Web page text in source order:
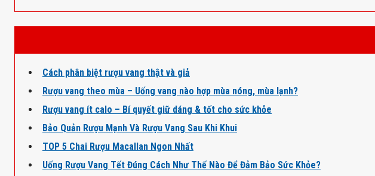
Cách phân biệt rượu vang thật và giả
Rượu vang theo mùa – Uống vang nào hợp mùa nóng, mùa lạnh?
Rượu vang ít calo – Bí quyết giữ dáng & tốt cho sức khỏe
Bảo Quản Rượu Mạnh Và Rượu Vang Sau Khi Khui
TOP 5 Chai Rượu Macallan Ngon Nhất
Uống Rượu Vang Tết Đúng Cách Như Thế Nào Để Đảm Bảo Sức Khỏe?